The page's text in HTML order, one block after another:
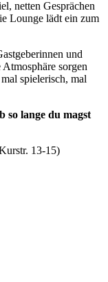
netten Gesprächen
Lounge lädt ein zum
und
sorgen
spielerisch, mal
so lange du magst
13-15)